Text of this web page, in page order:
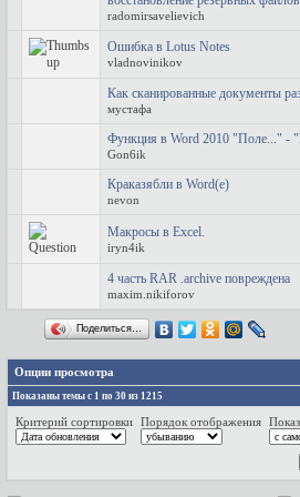
radomirsavelievich
Ошибка в Lotus Notes
vladnovinikov
Как сканированные документы
мустафа
Функция в Word 2010 "Поле..." -
Gon6ik
Краказябли в Word(е)
nevon
Макросы в Excel.
iryn4ik
4 часть RAR .archive повреждена
maxim.nikiforov
Поделиться…
Опции просмотра
Показаны темы с 1 по 30 из 1215
Критерий сортировки Порядок отображения